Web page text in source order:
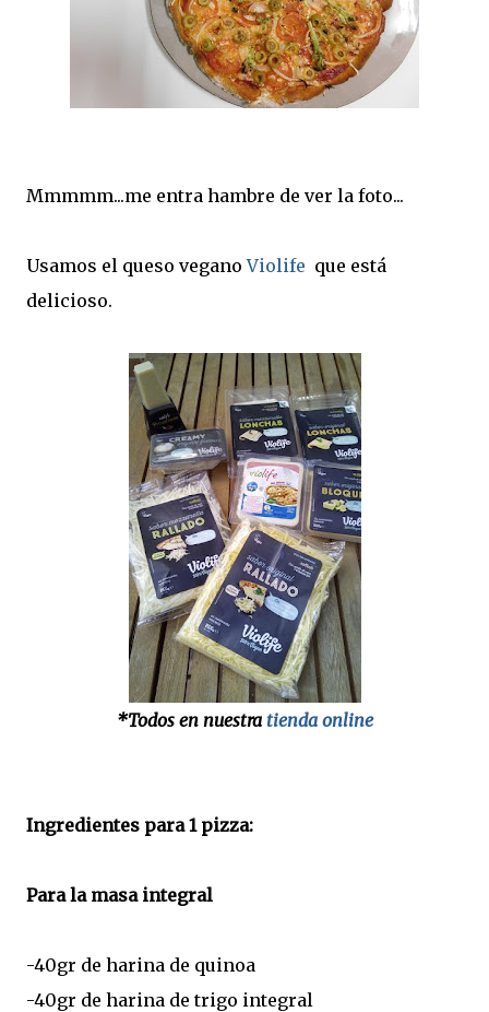
Mmmmm...me entra hambre de ver la foto...
Usamos el queso veganoViolife que está
delicioso.
*Todos en nuestra tienda online
Ingredientes para 1 pizza:
Para la masa integral
-40gr de harina de quinoa
-40gr de harina de trigo integral